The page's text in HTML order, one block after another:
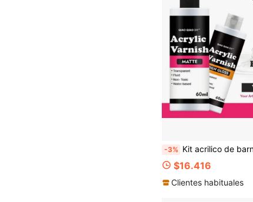
-3% Kit acrilico de barniz todo en - Sellador a base de agua con acabado brillante y mate, resistente a los rayos UV,
$16.416
Clientes habituales